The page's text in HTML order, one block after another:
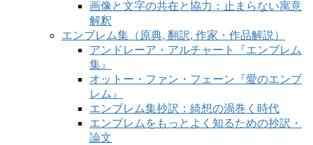
画像と文字の共在と協力：止まらない寓意
解釈
エンブレム集（原典, 翻訳, 作家・作品解説）
アンドレーア・アルチャート『エンブレム
集』
オットー・ファン・フェーン『愛のエンブ
レム』
エンブレム集抄訳：綺想の渦巻く時代
エンブレムをもっとよく知るための抄訳・
論文